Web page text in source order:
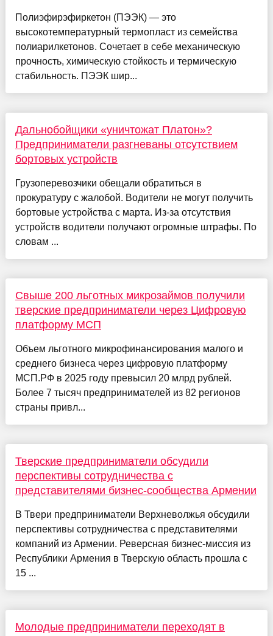
Полиэфирэфиркетон (ПЭЭК) — это
высокотемпературный термопласт из семейства
полиарилкетонов. Сочетает в себе механическую
прочность, химическую стойкость и термическую
стабильность. ПЭЭК шир...
Дальнобойщики «уничтожат Платон»?
Предприниматели разгневаны отсутствием
бортовых устройств
Грузоперевозчики обещали обратиться в
прокуратуру с жалобой. Водители не могут получить
бортовые устройства с марта. Из-за отсутствия
устройств водители получают огромные штрафы. По
словам ...
Свыше 200 льготных микрозаймов получили
тверские предприниматели через Цифровую
платформу МСП
Объем льготного микрофинансирования малого и
среднего бизнеса через цифровую платформу
МСП.РФ в 2025 году превысил 20 млрд рублей.
Более 7 тысяч предпринимателей из 82 регионов
страны привл...
Тверские предприниматели обсудили
перспективы сотрудничества с
представителями бизнес-сообщества Армении
В Твери предприниматели Верхневолжья обсудили
перспективы сотрудничества с представителями
компаний из Армении. Реверсная бизнес-миссия из
Республики Армения в Тверскую область прошла с
15 ...
Молодые предприниматели переходят в